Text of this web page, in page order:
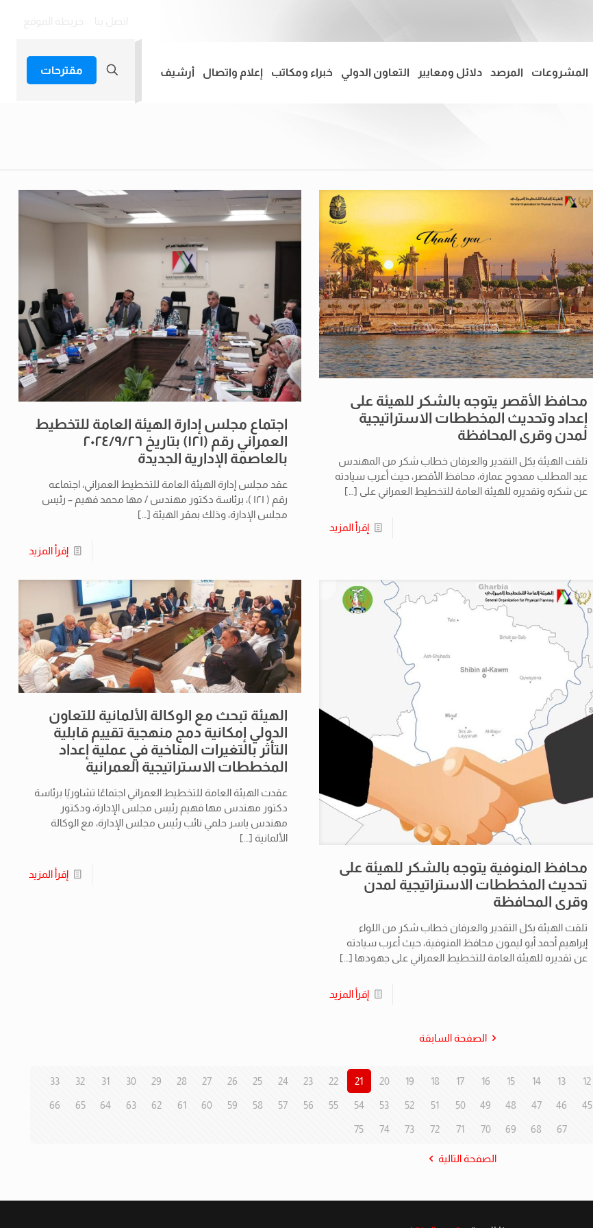
المشروعات المرصد دلائل ومعايير التعاون الدولي خبراء ومكاتب إعلام واتصال أرشيف مقترحات
محافظ الأقصر يتوجه بالشكر للهيئة على
إعداد وتحديث المخططات الاستراتيجية
لمدن وقرى المحافظة
تلقت الهيئة بكل التقدير والعرفان خطاب شكر من المهندس
عبد المطلب ممدوح عمارة، محافظ الأقصر، حيث أعرب سيادته
عن شكره وتقديره للهيئة العامة للتخطيط العمراني على […]
إقرأ المزيد
اجتماع مجلس إدارة الهيئة العامة للتخطيط
العمراني رقم (۱۲۱) بتاريخ ٢٠٢٤/٩/٢٦
بالعاصمة الإدارية الجديدة
عقد مجلس إدارة الهيئة العامة للتخطيط العمراني، اجتماعه
رقم ( ١٢١ )، برئاسة دكتور مهندس / مها محمد فهيم – رئيس
مجلس الإدارة، وذلك بمقر الهيئة […]
إقرأ المزيد
محافظ المنوفية يتوجه بالشكر للهيئة على
تحديث المخططات الاستراتيجية لمدن
وقرى المحافظة
تلقت الهيئة بكل التقدير والعرفان خطاب شكر من اللواء
إبراهيم أحمد أبو ليمون محافظ المنوفية، حيث أعرب سيادته
عن تقديره للهيئة العامة للتخطيط العمراني على جهودها […]
إقرأ المزيد
الهيئة تبحث مع الوكالة الألمانية للتعاون
الدولي إمكانية دمج منهجية تقييم قابلية
التأثر بالتغيرات المناخية في عملية إعداد
المخططات الاستراتيجية العمرانية
عقدت الهيئة العامة للتخطيط العمراني اجتماعًا تشاوريًا برئاسة
دكتور مهندس مها فهيم رئيس مجلس الإدارة، ودكتور
مهندس ياسر حلمي نائب رئيس مجلس الإدارة، مع الوكالة
الألمانية […]
إقرأ المزيد
الصفحة السابقة
12
13
14
15
16
17
18
19
20
21
22
23
24
25
26
27
28
29
30
31
32
33
45
46
47
48
49
50
51
52
53
54
55
56
57
58
59
60
61
62
63
64
65
66
67
68
69
70
71
72
73
74
75
الصفحة التالية